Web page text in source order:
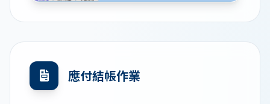
應付結帳作業